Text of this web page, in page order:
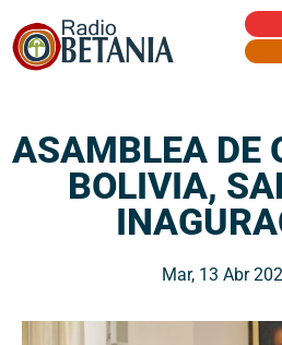
ASAMBLEA DE
BOLIVIA,
Mar, 13 Abr